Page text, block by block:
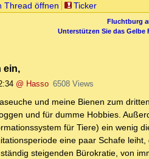
Thread öffnen Ticker
Fluchtburg
Unterstützen Sie das Gelbe
ein,
@ Hasso 6508 Views
und meine Bienen zum
und für dumme Hobbies.
für Tiere) ein wenig
eine paar Schafe
steigenden Bürokratie, von